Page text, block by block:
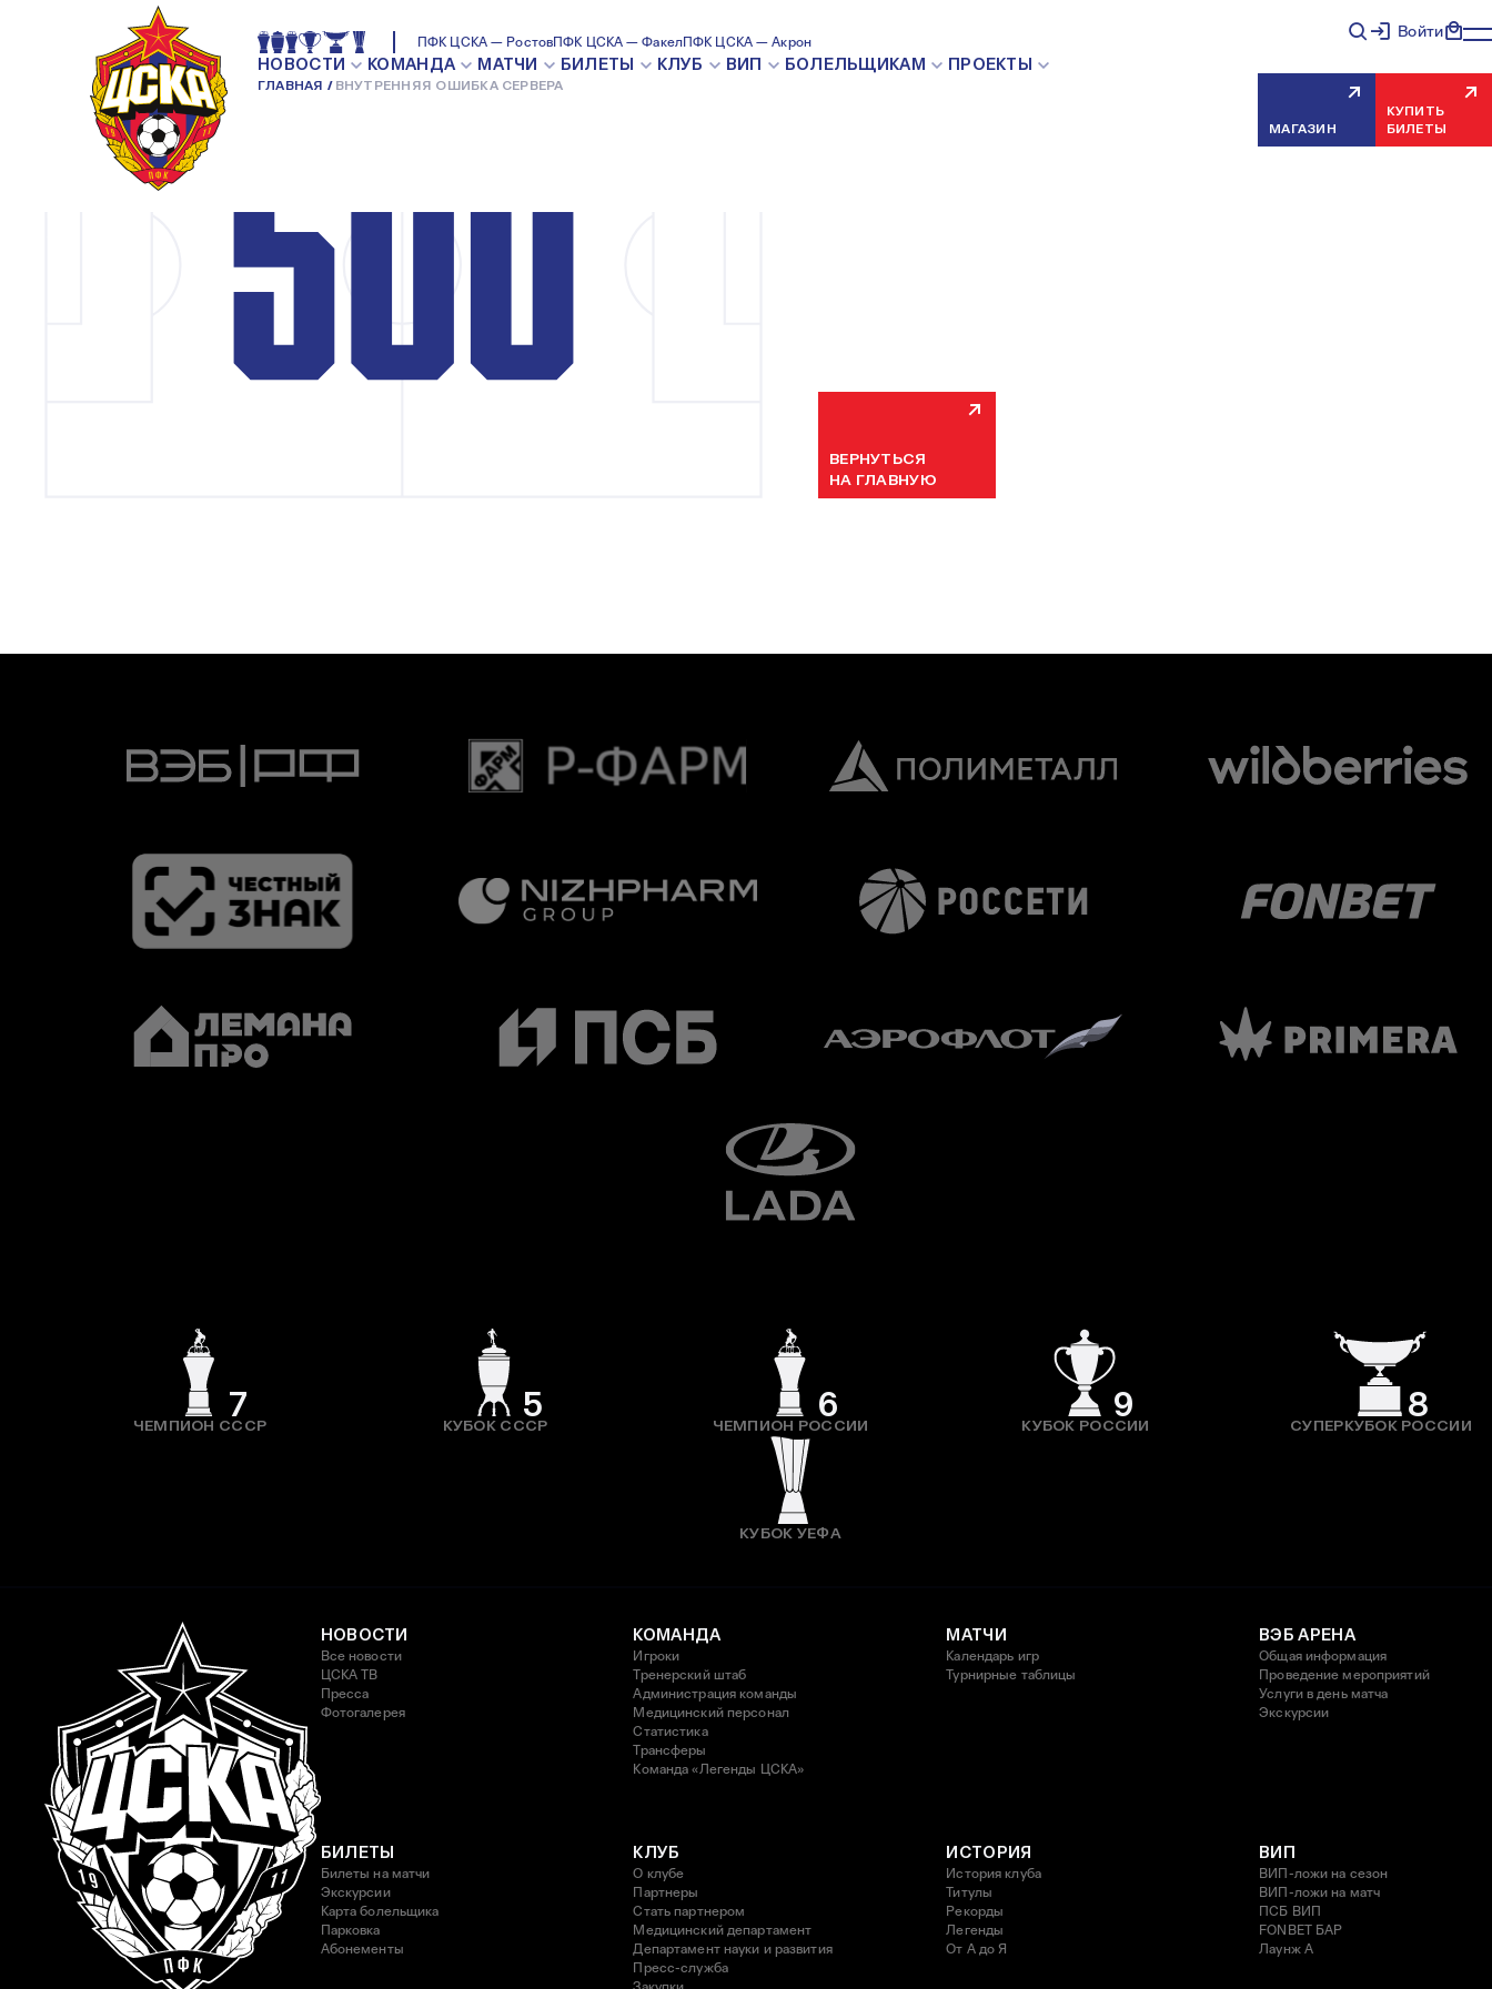
ПФК ЦСКА — РостовПФК ЦСКА — ФакелПФК ЦСКА — Акрон
НОВОСТИ КОМАНДА МАТЧИ БИЛЕТЫ КЛУБ ВИП БОЛЕЛЬЩИКАМ ПРОЕКТЫ
ГЛАВНАЯ ВНУТРЕННЯЯ ОШИБКА СЕРВЕРА
Войти
МАГАЗИН
КУПИТЬ
БИЛЕТЫ
ВНУТРЕННЯЯ ОШИБКА СЕРВЕРА
Мы уже устраняем неисправность, попробуйте обновить страницу через
ВЕРНУТЬСЯ
НА ГЛАВНУЮ
7
ЧЕМПИОН СССР
5
КУБОК СССР
6
ЧЕМПИОН РОССИИ
9
КУБОК РОССИИ
8
СУПЕРКУБОК РОССИИ
КУБОК УЕФА
НОВОСТИ
Все новости
ЦСКА ТВ
Пресса
Фотогалерея
КОМАНДА
Игроки
Тренерский штаб
Администрация команды
Медицинский персонал
Статистика
Трансферы
Команда «Легенды ЦСКА»
МАТЧИ
Календарь игр
Турнирные таблицы
ВЭБ АРЕНА
Общая информация
Проведение мероприятий
Услуги в день матча
Экскурсии
БИЛЕТЫ
Билеты на матчи
Экскурсии
Карта болельщика
Парковка
Абонементы
КЛУБ
О клубе
Партнеры
Стать партнером
Медицинский департамент
Департамент науки и развития
Пресс-служба
ИСТОРИЯ
История клуба
Титулы
Рекорды
Легенды
От А до Я
ВИП
ВИП-ложи на сезон
ВИП-ложи на матч
ПСБ ВИП
FONBET БАР
Лаунж A